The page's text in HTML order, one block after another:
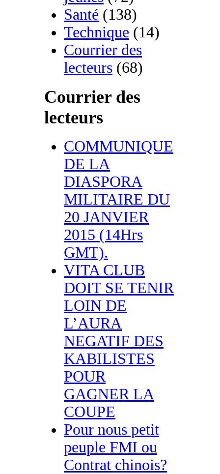
Santé (138)
Technique (14)
Courrier des
lecteurs (68)
Courrier des
lecteurs
COMMUNIQUE
DE LA
DIASPORA
MILITAIRE DU
20 JANVIER
2015 (14Hrs
GMT).
VITA CLUB
DOIT SE TENIR
LOIN DE
L’AURA
NEGATIF DES
KABILISTES
POUR
GAGNER LA
COUPE
Pour nous petit
peuple FMI ou
Contrat chinois?